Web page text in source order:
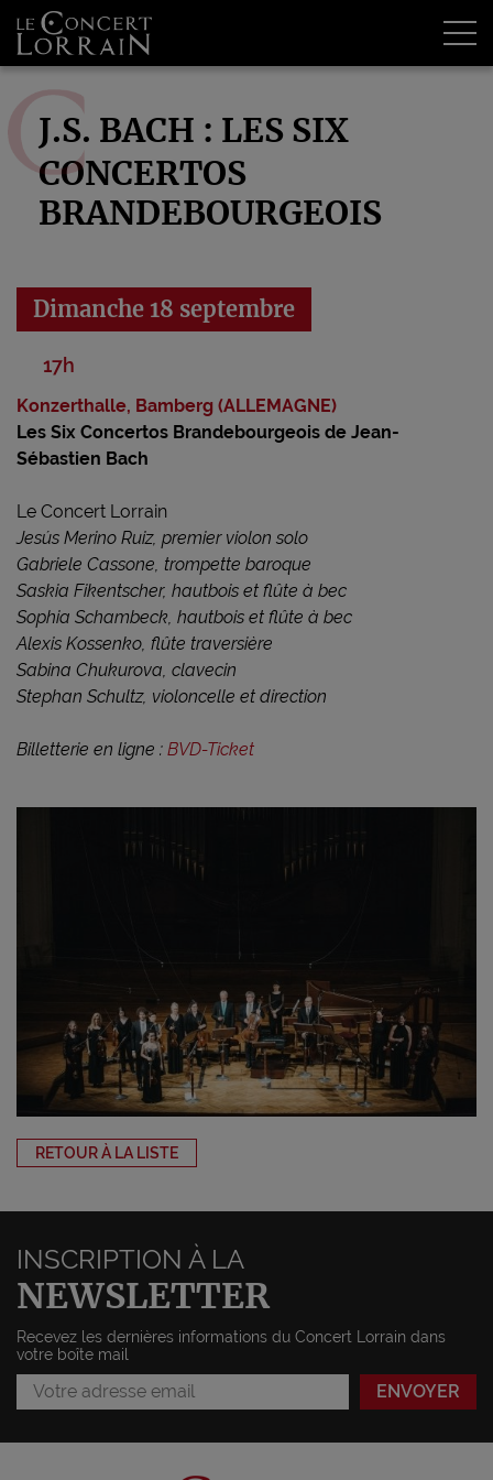
J.S. BACH : LES SIX
CONCERTOS
BRANDEBOURGEOIS
Dimanche 18 septembre
17h
Konzerthalle, Bamberg (ALLEMAGNE)
Les Six Concertos Brandebourgeois de Jean-
Sébastien Bach
Le Concert Lorrain
Jesús Merino Ruiz, premier violon solo
Gabriele Cassone, trompette baroque
Saskia Fikentscher, hautbois et flûte à bec
Sophia Schambeck, hautbois et flûte à bec
Alexis Kossenko, flûte traversière
Sabina Chukurova, clavecin
Stephan Schultz, violoncelle et direction
Billetterie en ligne : BVD-Ticket
RETOUR À LA LISTE
INSCRIPTION À LA
NEWSLETTER
Recevez les dernières informations du Concert Lorrain dans
votre boîte mail